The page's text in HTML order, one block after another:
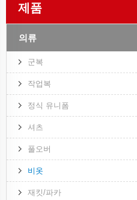
제품
의류
군복
작업복
정식 유니폼
셔츠
풀오버
비옷
재킷/파카